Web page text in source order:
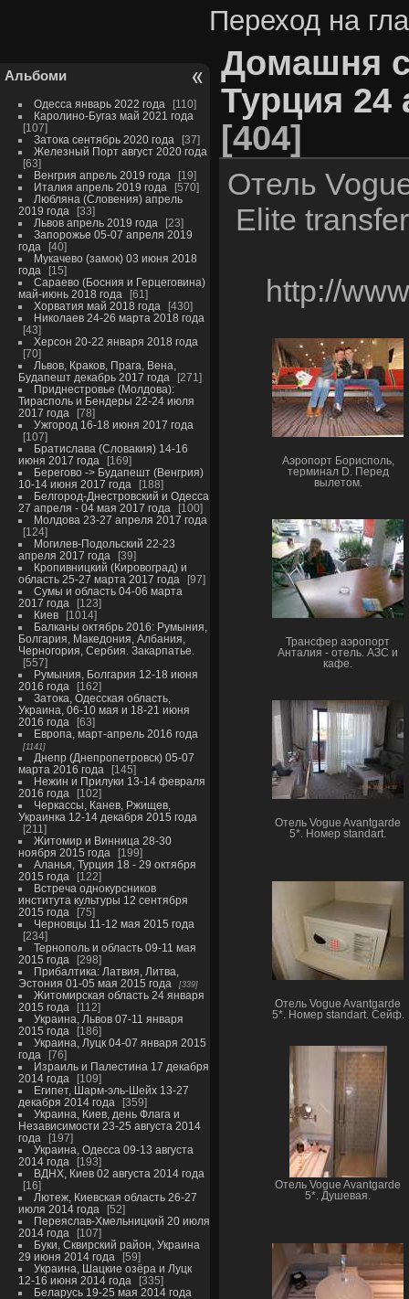
Переход на
Альбоми
Одесса январь 2022 года
110
Каролино-Бугаз май 2021 года
107
Затока сентябрь 2020 года
37
Железный Порт август 2020 года
63
Венгрия апрель 2019 года
19
Италия апрель 2019 года
570
Любляна (Словения) апрель
2019 года
33
Львов апрель 2019 года
23
Запорожье 05-07 апреля 2019
года
40
Мукачево (замок) 03 июня 2018
года
15
Сараево (Босния и Герцеговина)
май-июнь 2018 года
61
Хорватия май 2018 года
430
Николаев 24-26 марта 2018 года
43
Херсон 20-22 января 2018 года
70
Львов, Краков, Прага, Вена,
Будапешт декабрь 2017 года
271
Приднестровье (Молдова):
Тирасполь и Бендеры 22-24 июля
2017 года
78
Ужгород 16-18 июня 2017 года
107
Братислава (Словакия) 14-16
июня 2017 года
169
Берегово -> Будапешт (Венгрия)
10-14 июня 2017 года
188
Белгород-Днестровский и Одесса
27 апреля - 04 мая 2017 года
100
Молдова 23-27 апреля 2017 года
124
Могилев-Подольский 22-23
апреля 2017 года
39
Кропивницкий (Кировоград) и
область 25-27 марта 2017 года
97
Сумы и область 04-06 марта
2017 года
123
Киев
1014
Балканы октябрь 2016: Румыния,
Болгария, Македония, Албания,
Черногория, Сербия. Закарпатье.
557
Румыния, Болгария 12-18 июня
2016 года
162
Затока, Одесская область,
Украина, 06-10 мая и 18-21 июня
2016 года
63
Европа, март-апрель 2016 года
1141
Днепр (Днепропетровск) 05-07
марта 2016 года
145
Нежин и Прилуки 13-14 февраля
2016 года
102
Черкассы, Канев, Ржищев,
Украинка 12-14 декабря 2015 года
211
Житомир и Винница 28-30
ноября 2015 года
199
Аланья, Турция 18 - 29 октября
2015 года
122
Встреча однокурсников
института культуры 12 сентября
2015 года
75
Черновцы 11-12 мая 2015 года
234
Тернополь и область 09-11 мая
2015 года
298
Прибалтика: Латвия, Литва,
Эстония 01-05 мая 2015 года
339
Житомирская область 24 января
2015 года
112
Украина, Львов 07-11 января
2015 года
186
Украина, Луцк 04-07 января 2015
года
76
Израиль и Палестина 17 декабря
2014 года
109
Египет, Шарм-эль-Шейх 13-27
декабря 2014 года
359
Украина, Киев, день Флага и
Независимости 23-25 августа 2014
года
197
Украина, Одесса 09-13 августа
2014 года
193
ВДНХ, Киев 02 августа 2014 года
16
Лютеж, Киевская область 26-27
июля 2014 года
52
Переяслав-Хмельницкий 20 июля
2014 года
107
Буки, Сквирский район, Украина
29 июня 2014 года
59
Украина, Шацкие озёра и Луцк
12-16 июня 2014 года
335
Беларусь 19-25 мая 2014 года
Домашня
Турция 24
404
Отель
Elite
http://
Аэропорт Борисполь,
терминал D. Перед
вылетом.
Трансфер аэропорт
Анталия - отель. АЗС и
кафе.
Отель Vogue Avantgarde
5*. Номер standart.
Отель Vogue Avantgarde
5*. Номер standart. Сейф.
Отель Vogue Avantgarde
5*. Душевая.